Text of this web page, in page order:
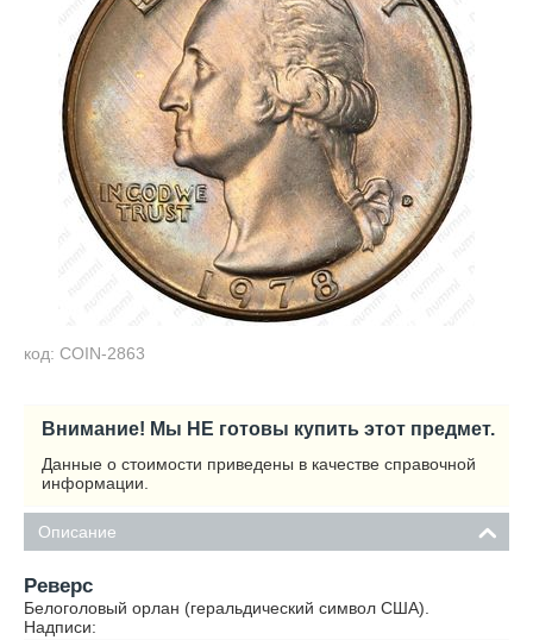
код: COIN-2863
Внимание! Мы НЕ готовы купить этот предмет.
Данные о стоимости приведены в качестве справочной
информации.
Описание
Реверс
Белоголовый орлан (геральдический символ США).
Надписи: